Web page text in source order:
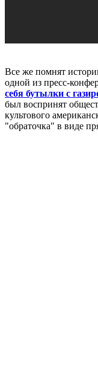
Все же помнят
одной из пресс-
себя бутылки с
был воспринят
культового
"обраточка" в виде